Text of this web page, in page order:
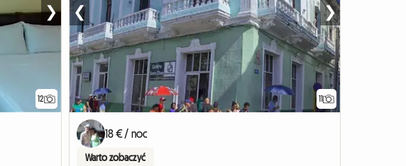
12
❯
11
❮ ❯
18 € / noc
Warto zobaczyć